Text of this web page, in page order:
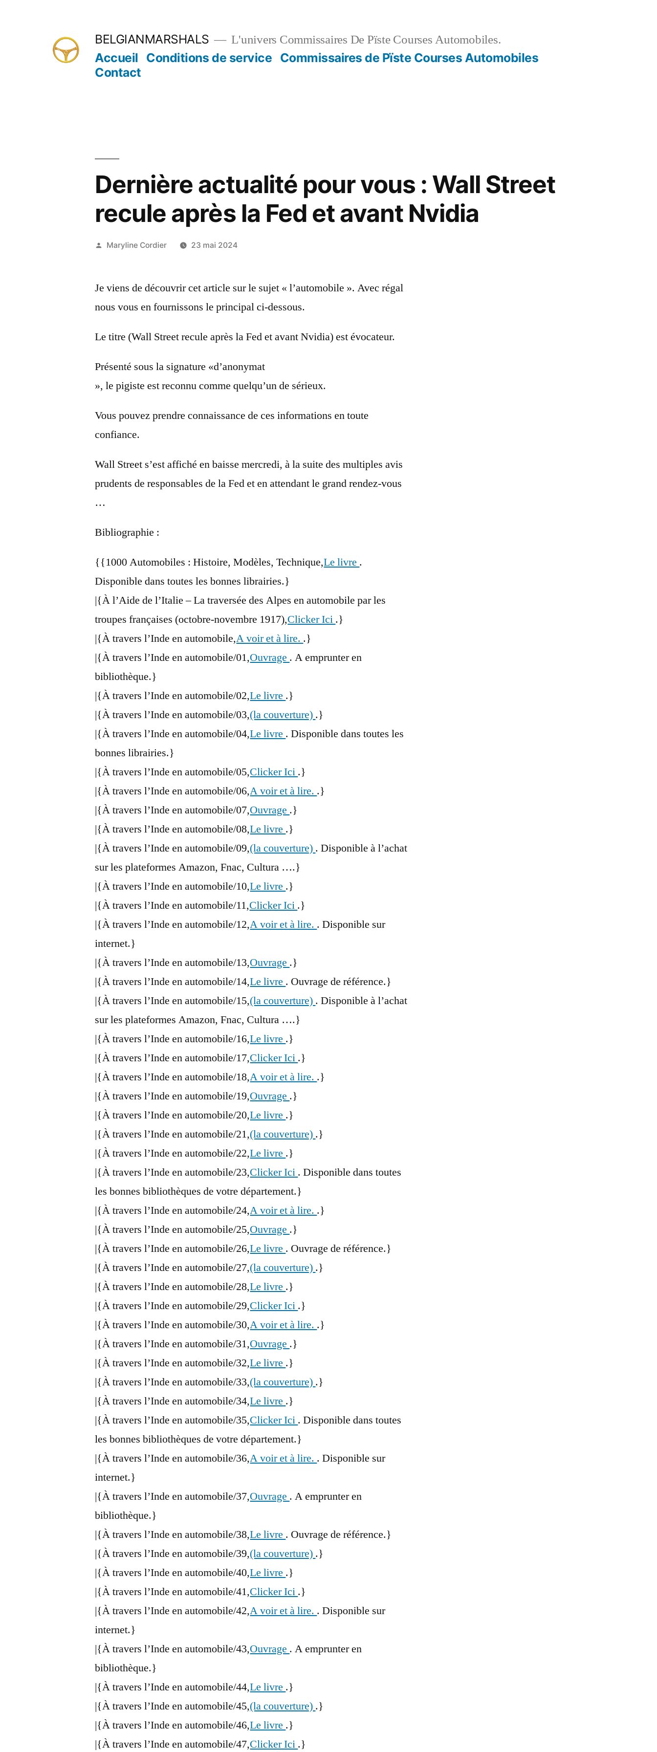
BELGIANMARSHALS L'univers Commissaires De Pïste Courses Automobiles.
Accueil Conditions de service Commissaires de Pïste Courses Automobiles
Contact
Dernière actualité pour vous : Wall Street
recule après la Fed et avant Nvidia
Publié
Maryline Cordier 23 mai 2024
Je viens de découvrir cet article sur le sujet « l’automobile ». Avec régal
nous vous en fournissons le principal ci-dessous.
Le titre (Wall Street recule après la Fed et avant Nvidia) est évocateur.
Présenté sous la signature «d’anonymat
», le pigiste est reconnu comme quelqu’un de sérieux.
Vous pouvez prendre connaissance de ces informations en toute
confiance.
Wall Street s’est affiché en baisse mercredi, à la suite des multiples avis
prudents de responsables de la Fed et en attendant le grand rendez-vous
…
Bibliographie :
{{1000 Automobiles : Histoire, Modèles, Technique,Le livre .
Disponible dans toutes les bonnes librairies.}
|{À l’Aide de l’Italie – La traversée des Alpes en automobile par les
troupes françaises (octobre-novembre 1917),Clicker Ici .}
|{À travers l’Inde en automobile,A voir et à lire. .}
|{À travers l’Inde en automobile/01,Ouvrage . A emprunter en
bibliothèque.}
|{À travers l’Inde en automobile/02,Le livre .}
|{À travers l’Inde en automobile/03,(la couverture) .}
|{À travers l’Inde en automobile/04,Le livre . Disponible dans toutes les
bonnes librairies.}
|{À travers l’Inde en automobile/05,Clicker Ici .}
|{À travers l’Inde en automobile/06,A voir et à lire. .}
|{À travers l’Inde en automobile/07,Ouvrage .}
|{À travers l’Inde en automobile/08,Le livre .}
|{À travers l’Inde en automobile/09,(la couverture) . Disponible à l’achat
sur les plateformes Amazon, Fnac, Cultura ….}
|{À travers l’Inde en automobile/10,Le livre .}
|{À travers l’Inde en automobile/11,Clicker Ici .}
|{À travers l’Inde en automobile/12,A voir et à lire. . Disponible sur
internet.}
|{À travers l’Inde en automobile/13,Ouvrage .}
|{À travers l’Inde en automobile/14,Le livre . Ouvrage de référence.}
|{À travers l’Inde en automobile/15,(la couverture) . Disponible à l’achat
sur les plateformes Amazon, Fnac, Cultura ….}
|{À travers l’Inde en automobile/16,Le livre .}
|{À travers l’Inde en automobile/17,Clicker Ici .}
|{À travers l’Inde en automobile/18,A voir et à lire. .}
|{À travers l’Inde en automobile/19,Ouvrage .}
|{À travers l’Inde en automobile/20,Le livre .}
|{À travers l’Inde en automobile/21,(la couverture) .}
|{À travers l’Inde en automobile/22,Le livre .}
|{À travers l’Inde en automobile/23,Clicker Ici . Disponible dans toutes
les bonnes bibliothèques de votre département.}
|{À travers l’Inde en automobile/24,A voir et à lire. .}
|{À travers l’Inde en automobile/25,Ouvrage .}
|{À travers l’Inde en automobile/26,Le livre . Ouvrage de référence.}
|{À travers l’Inde en automobile/27,(la couverture) .}
|{À travers l’Inde en automobile/28,Le livre .}
|{À travers l’Inde en automobile/29,Clicker Ici .}
|{À travers l’Inde en automobile/30,A voir et à lire. .}
|{À travers l’Inde en automobile/31,Ouvrage .}
|{À travers l’Inde en automobile/32,Le livre .}
|{À travers l’Inde en automobile/33,(la couverture) .}
|{À travers l’Inde en automobile/34,Le livre .}
|{À travers l’Inde en automobile/35,Clicker Ici . Disponible dans toutes
les bonnes bibliothèques de votre département.}
|{À travers l’Inde en automobile/36,A voir et à lire. . Disponible sur
internet.}
|{À travers l’Inde en automobile/37,Ouvrage . A emprunter en
bibliothèque.}
|{À travers l’Inde en automobile/38,Le livre . Ouvrage de référence.}
|{À travers l’Inde en automobile/39,(la couverture) .}
|{À travers l’Inde en automobile/40,Le livre .}
|{À travers l’Inde en automobile/41,Clicker Ici .}
|{À travers l’Inde en automobile/42,A voir et à lire. . Disponible sur
internet.}
|{À travers l’Inde en automobile/43,Ouvrage . A emprunter en
bibliothèque.}
|{À travers l’Inde en automobile/44,Le livre .}
|{À travers l’Inde en automobile/45,(la couverture) .}
|{À travers l’Inde en automobile/46,Le livre .}
|{À travers l’Inde en automobile/47,Clicker Ici .}